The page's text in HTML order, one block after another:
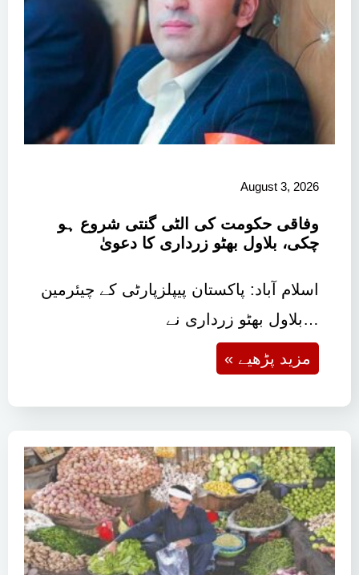
August 3, 2026
وفاقی حکومت کی الٹی گنتی شروع ہو
چکی، بلاول بھٹو زرداری کا دعویٰ
اسلام آباد: پاکستان پیپلزپارٹی کے چیئرمین
بلاول بھٹو زرداری نے…
« مزید پڑھیے